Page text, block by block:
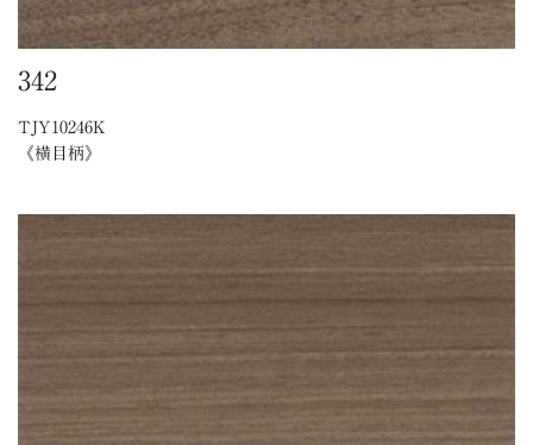
342
TJY10246K
《横目柄》